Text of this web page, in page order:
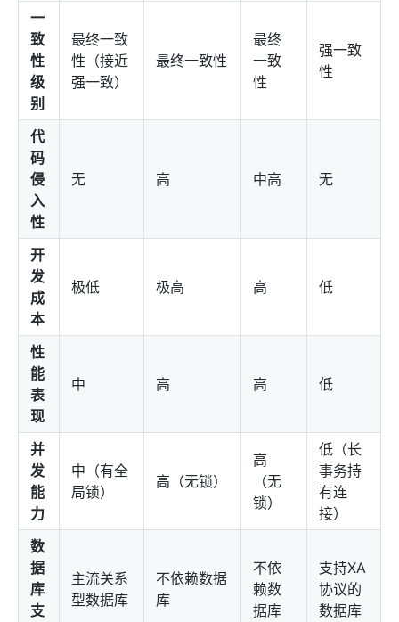
一
致
性
级
别
最终一致
性（接近
强一致）
最终一致性
最终
一致
性
强一致
性
代
码
侵
入
性
无 高 中高 无
开
发
成
本
极低 极高 高 低
性
能
表
现
中 高 高 低
并
发
能
力
中（有全
局锁）
高（无锁）
高
（无
锁）
低（长
事务持
有连
接）
数
据
库
支
主流关系
型数据库
不依赖数据
库
不依
赖数
据库
支持XA
协议的
数据库